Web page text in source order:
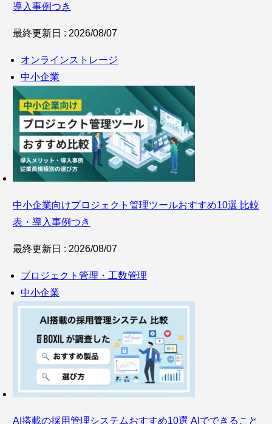
導入事例つき
最終更新日 : 2026/08/07
オンラインストレージ
中小企業
中小企業向けプロジェクト管理ツールおすすめ10選 比較
表・導入事例つき
最終更新日 : 2026/08/07
プロジェクト管理・工数管理
中小企業
AI搭載の採用管理システムおすすめ10選 AIでできること